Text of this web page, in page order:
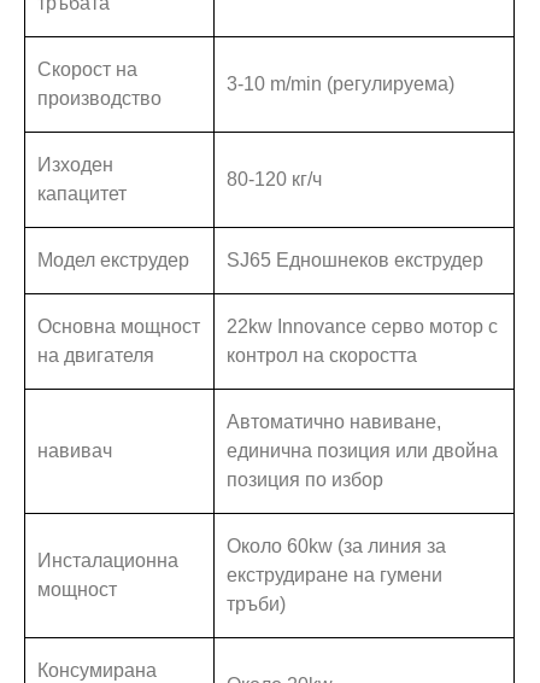
Скорост на
производство
3-10 m/min (регулируема)
Изходен
капацитет
80-120 кг/ч
Модел екструдер SJ65 Едношнеков екструдер
Основна мощност
на двигателя
22kw Innovance серво мотор с
контрол на скоростта
навивач
Автоматично навиване,
единична позиция или двойна
позиция по избор
Инсталационна
мощност
Около 60kw (за линия за
екструдиране на гумени
тръби)
Консумирана